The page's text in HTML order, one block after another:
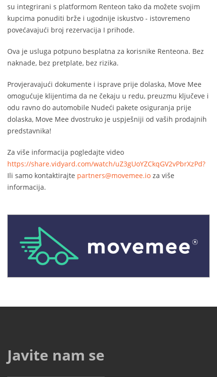
su integrirani s platformom Renteon tako da možete svojim
kupcima ponuditi brže i ugodnije iskustvo - istovremeno
povećavajući broj rezervacija I prihode.
Ova je usluga potpuno besplatna za korisnike Renteona. Bez
naknade, bez pretplate, bez rizika.
Provjeravajući dokumente i isprave prije dolaska, Move Mee
omogućuje klijentima da ne čekaju u redu, preuzmu ključeve i
odu ravno do automobile Nudeći pakete osiguranja prije
dolaska, Move Mee dvostruko je uspješniji od vaših prodajnih
predstavnika!
Za više informacija pogledajte video
https://share.vidyard.com/watch/uZ3gUoYZCkqGV2vPbrXzPd?
Ili samo kontaktirajte partners@movemee.io za više
informacija.
Javite nam se